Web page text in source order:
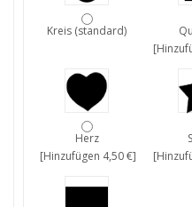
Kreis (standard)
Herz
[Hinzufügen 4,50 €]